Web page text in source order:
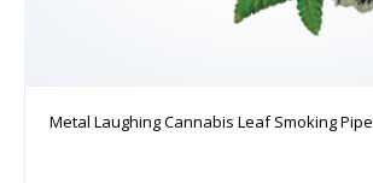
Metal Laughing Cannabis Leaf Smoking Pipe